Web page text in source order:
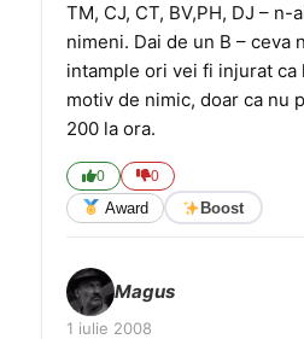
TM, CJ, CT, BV,PH, DJ – n-
nimeni. Dai de un B – ceva
intample ori vei fi injurat ca
motiv de nimic, doar ca nu
200 la ora.
0 0
Award Boost
Magus
1 iulie 2008